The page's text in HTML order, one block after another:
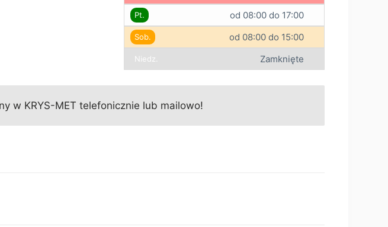
Pt. od 08:00 do 17:00
Sob. od 08:00 do 15:00
Niedz. Zamknięte
w KRYS-MET telefonicznie lub mailowo!